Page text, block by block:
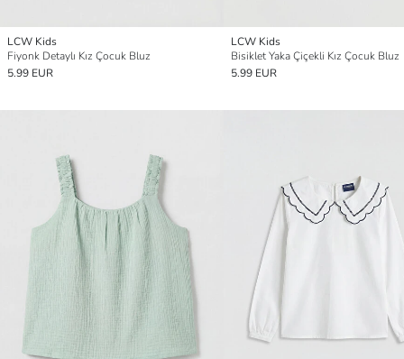
LCW Kids
Fiyonk Detaylı Kız Çocuk Bluz
5.99 EUR
LCW Kids
Bisiklet Yaka Çiçekli Kız Çocuk Bluz
5.99 EUR